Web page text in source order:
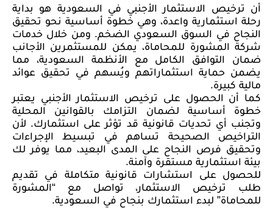
أن ترخيص الاستثمار الأجنبي في السعودية هو بداية
رحلة استثمارية واعدة، وهي خطوة أساسية نحو تحقيق
النجاح في السوق السعودي الضخم. ومن خلال خدمات
شركة المشورة للمحاماة، يمكن للمستثمرين الأجانب
ضمان التوافق الكامل مع الأنظمة السعودية، مما
يضمن حماية استثماراتهم ويُسهم في تحقيق عوائد
مالية كبيرة.
كما أن الحصول على ترخيص الاستثمار الأجنبي يعتبر
خطوة أساسية لضمان التزامك بالقوانين المحلية
وتجنب أي تحديات قانونية قد تؤثر على استثمارك. لأن
التراخيص الصحيحة تساهم في تبسيط الإجراءات
وتحقيق فرص النجاح على المدى البعيد، مما يوفر لك
بيئة استثمارية مستقرة وآمنة.
للحصول على استشارات قانونية متكاملة في تقديم
طلب ترخيص الاستثمار، تواصل مع “المشورة
للمحاماة” لبدء استثمارك بنجاح في السعودية.